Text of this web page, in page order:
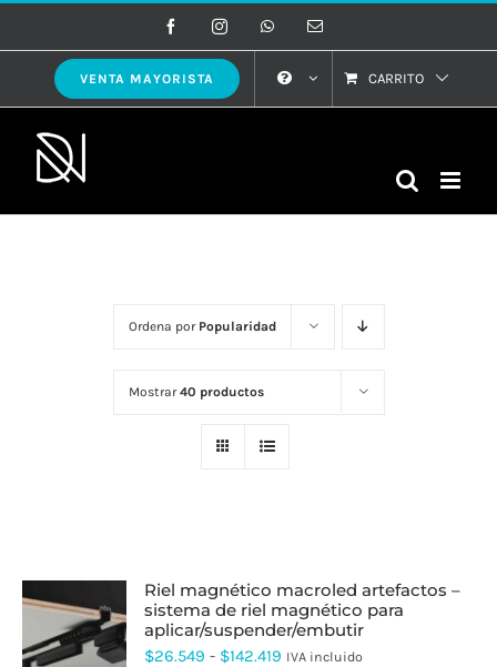
al
contenido
FacebookInstagramWhatsAppCorreo
VENTA MAYORISTA CARRITO
Ordena por Popularidad
Mostrar40 productos
ESTE
PRODUCTO
riel magnético macroled artefactos –
sistema de riel magnético para
aplicar/suspender/embutir
$26.549 - $142.419 Rango
IVA incluido